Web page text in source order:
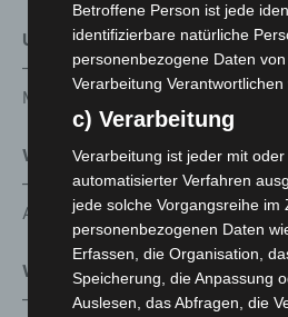
Uetze
– Donnerstag und Freitag, 10-12
Mittelstraße 2, Uetze-Hänigsen
Wedemark
– Dienstag bis Freitag, 10-12 und
Am Freizeitpark 1, Mellendorf
Wennigsen
– Donnerstag bis Freitag, 10-12
Betroffene Person ist jede
identifizierbare natürliche
personenbezogene Daten
Verarbeitung
c) Verarbeitung
Verarbeitung ist jeder mit
automatisierter Verfahren
jede solche Vorgangsreihe im
personenbezogenen Daten
Erfassen, die Organisation,
Speicherung, die Anpassung
Auslesen, das Abfragen, die